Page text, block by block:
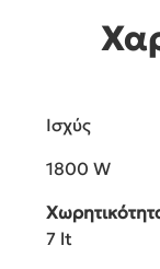
Ισχύς
1800 W
7 lt